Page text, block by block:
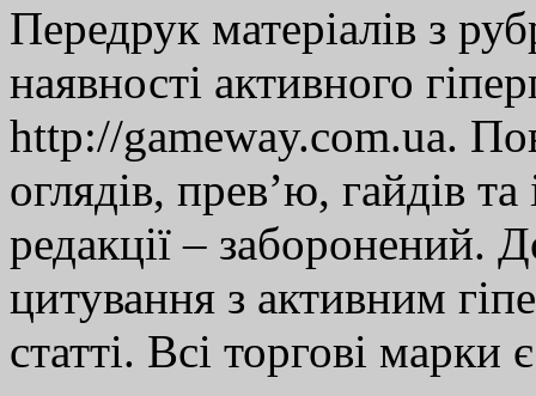
Передрук матеріалів з
наявності активного
http://gameway.com.ua.
оглядів, прев’ю, гайдів
редакції – заборонений.
цитування з активним
статті. Всі торгові марки